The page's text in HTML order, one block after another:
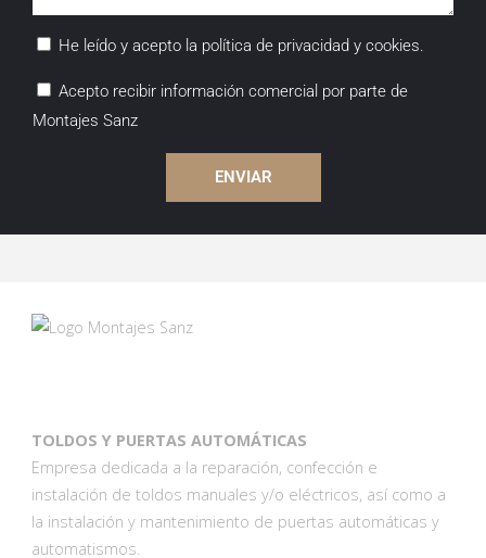
He leído y acepto la política de privacidad y cookies.
Acepto recibir información comercial por parte de
Montajes Sanz
ENVIAR
TOLDOS Y PUERTAS AUTOMÁTICAS
Empresa dedicada a la reparación, confección e
instalación de toldos manuales y/o eléctricos, así como a
la instalación y mantenimiento de puertas automáticas y
automatismos.